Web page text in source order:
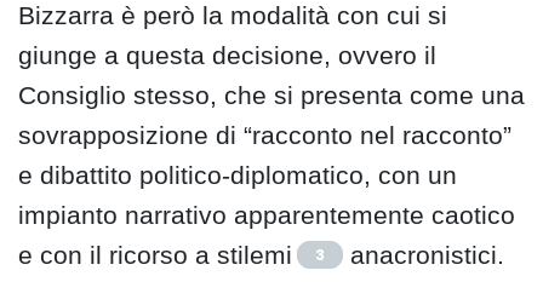
Bizzarra è però la modalità con cui si
giunge a questa decisione, ovvero il
Consiglio stesso, che si presenta come una
sovrapposizione di “racconto nel racconto”
e dibattito politico-diplomatico, con un
impianto narrativo apparentemente caotico
e con il ricorso a stilemi
3 anacronistici.